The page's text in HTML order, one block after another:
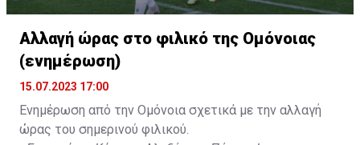
Αλλαγή ώρας στο φιλικό της Ομόνοιας
(ενημέρωση)
15.07.2023 17:00
Ενημέρωση από την Ομόνοια σχετικά με την αλλαγή
ώρας του σημερινού φιλικού.